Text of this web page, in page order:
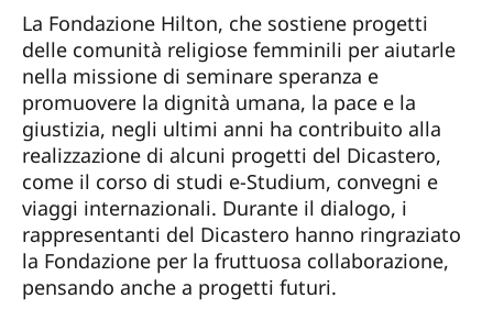
La Fondazione Hilton, che sostiene progetti
delle comunità religiose femminili per aiutarle
nella missione di seminare speranza e
promuovere la dignità umana, la pace e la
giustizia, negli ultimi anni ha contribuito alla
realizzazione di alcuni progetti del Dicastero,
come il corso di studi e-Studium, convegni e
viaggi internazionali. Durante il dialogo, i
rappresentanti del Dicastero hanno ringraziato
la Fondazione per la fruttuosa collaborazione,
pensando anche a progetti futuri.